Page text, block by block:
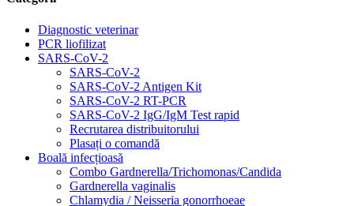
Diagnostic veterinar
PCR liofilizat
SARS-CoV-2
SARS-CoV-2
SARS-CoV-2 Antigen Kit
SARS-CoV-2 RT-PCR
SARS-CoV-2 IgG/IgM Test rapid
Recrutarea distribuitorului
Plasați o comandă
Boală infecțioasă
Combo Gardnerella/Trichomonas/Candida
Gardnerella vaginalis
Chlamydia / Neisseria gonorrhoeae